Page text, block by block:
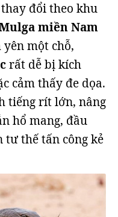
đổi theo khu
miền Nam
một chỗ,
rất dễ bị kích
cảm thấy đe dọa.
tiếng rít lớn, nâng
hổ mang, đầu
tư thế tấn công kẻ